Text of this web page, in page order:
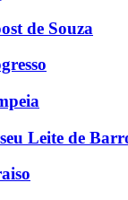
de Souza
Leite de